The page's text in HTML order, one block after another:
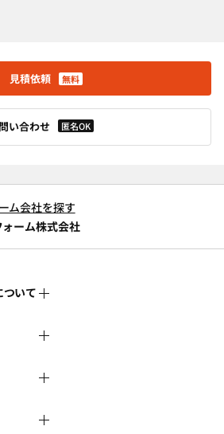
見積依頼 無料
問い合わせ 匿名OK
ム会社を探す
ーム株式会社
ついて
とは
す
る